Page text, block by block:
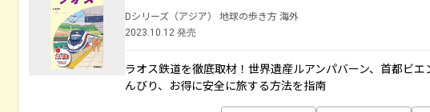
Dシリーズ（アジア） 地球の歩き方 海外
2023.10.12 発売
ラオス鉄道を徹底取材！世界遺産ルアンパバーン、首都ビ
んびり、お得に安全に旅する方法を指南